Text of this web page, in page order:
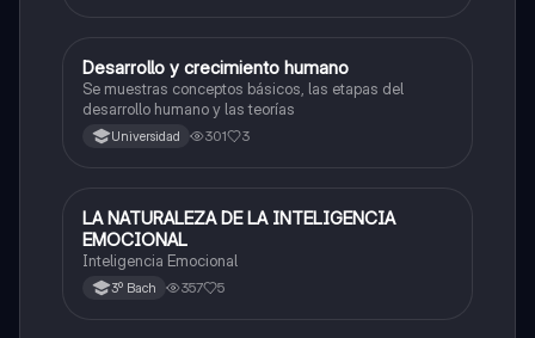
Introducción a las ciencias sociales
Desarrollo y crecimiento humano
Se muestras conceptos básicos, las etapas del
desarrollo humano y las teorías
Universidad 301 3
Ética y valores
LA NATURALEZA DE LA INTELIGENCIA
EMOCIONAL
Inteligencia Emocional
3º Bach 357 5